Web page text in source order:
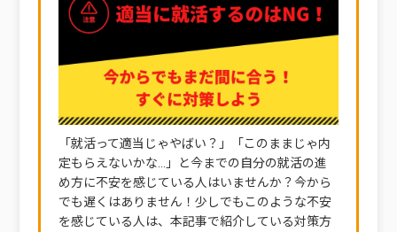
「就活って適当じゃやばい？」「このままじゃ内
定もらえないかな…」と今までの自分の就活の進
め方に不安を感じている人はいませんか？今から
でも遅くはありません！少しでもこのような不安
を感じている人は、本記事で紹介している対策方